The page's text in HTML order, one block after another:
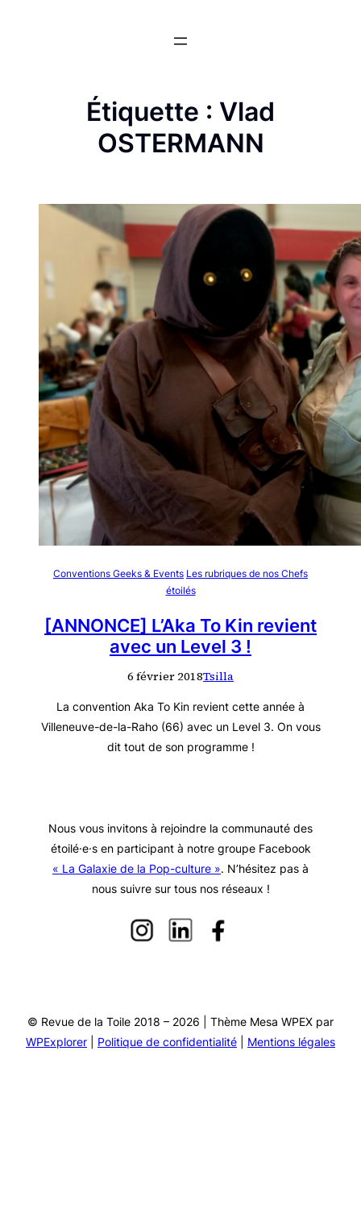
Étiquette : Vlad
OSTERMANN
Conventions Geeks & Events Les rubriques de nos Chefs
étoilés
[ANNONCE] L’Aka To Kin revient
avec un Level 3 !
6 février 2018Tsilla
La convention Aka To Kin revient cette année à
Villeneuve-de-la-Raho (66) avec un Level 3. On vous
dit tout de son programme !
Nous vous invitons à rejoindre la communauté des
étoilé·e·s en participant à notre groupe Facebook
« La Galaxie de la Pop-culture ». N’hésitez pas à
nous suivre sur tous nos réseaux !
© Revue de la Toile 2018 – 2026 | Thème Mesa WPEX par
WPExplorer
Politique de confidentialité Mentions légales